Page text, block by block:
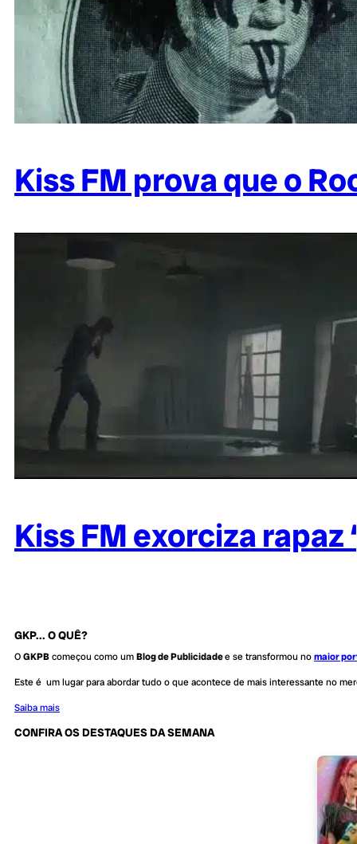
Kiss FM prova que o
Kiss FM exorciza rapaz
GKP... O QUÊ?
OGKPBcomeçou como umBlog de Publicidadee se transformou nomaior
Este é um lugar para abordar tudo o que acontece de mais interessante no
Saiba mais
CONFIRA OS DESTAQUES DA SEMANA